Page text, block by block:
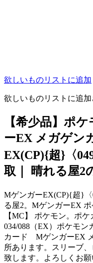
欲しいものリストに追加
欲しいものリストに追
【希少品】ポ
ーEX メガゲン
EX(CP){超}〈
取｜ 晴れる屋2
MゲンガーEX(CP){超}〈
る屋2。MゲンガーEX
【MC】 ポケモン。ポ
034/088（EX）ポケモ
カード MゲンガーEX
所あります。スリーブ
致します。よろしくお